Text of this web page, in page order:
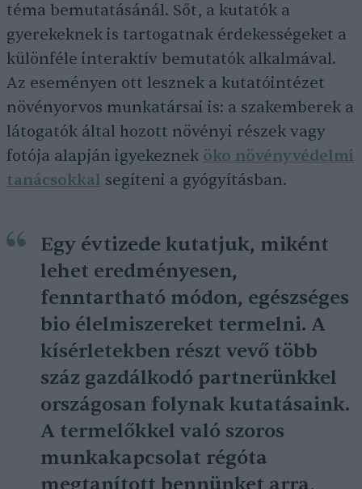
téma bemutatásánál. Sőt, a kutatók a
gyerekeknek is tartogatnak érdekességeket a
különféle interaktív bemutatók alkalmával.
Az eseményen ott lesznek a kutatóintézet
növényorvos munkatársai is: a szakemberek a
látogatók által hozott növényi részek vagy
fotója alapján igyekeznek öko növényvédelmi
tanácsokkal segíteni a gyógyításban.
Egy évtizede kutatjuk, miként
lehet eredményesen,
fenntartható módon, egészséges
bio élelmiszereket termelni. A
kísérletekben részt vevő több
száz gazdálkodó partnerünkkel
országosan folynak kutatásaink.
A termelőkkel való szoros
munkakapcsolat régóta